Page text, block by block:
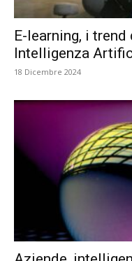
E-learning, i
Intelligenza
18 Dicembre 2024